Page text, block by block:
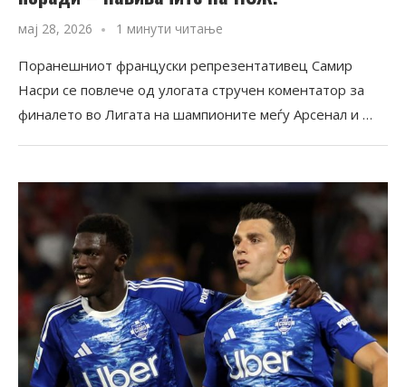
мај 28, 2026 1 минути читање
Поранешниот француски репрезентативец Самир
Насри се повлече од улогата стручен коментатор за
финалето во Лигата на шампионите меѓу Арсенал и …